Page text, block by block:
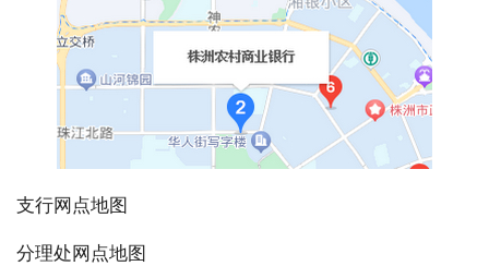
支行网点地图
分理处网点地图